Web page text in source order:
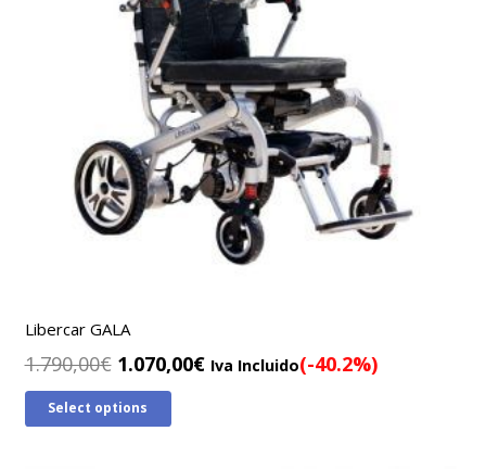
Libercar GALA
1.790,00€ El
precio
original
1.070,00€ElIva Incluido(-40.2%)
Select options